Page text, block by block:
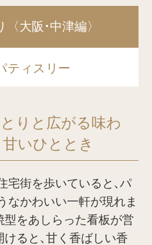
大阪・中津編〉
ティスリー
りと広がる味わ
いひととき
宅街を歩いていると、パ
なかわいい一軒が現れま
型をあしらった看板が営
ると、甘く香ばしい香